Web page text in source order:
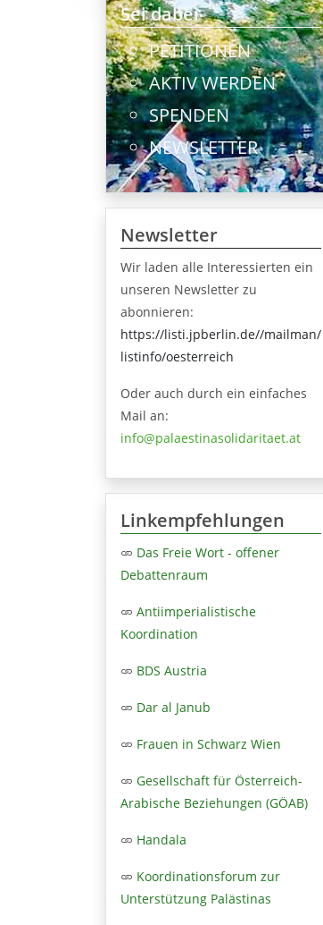
Sei dabei
PETITIONEN
AKTIV WERDEN
SPENDEN
NEWSLETTER
Newsletter
Wir laden alle Interessierten ein
unseren Newsletter zu
abonnieren:
https://listi.jpberlin.de//mailman/
listinfo/oesterreich
Oder auch durch ein einfaches
Mail an:
info@palaestinasolidaritaet.at
Linkempfehlungen
Das Freie Wort - offener
Debattenraum
Antiimperialistische
Koordination
BDS Austria
Dar al Janub
Frauen in Schwarz Wien
Gesellschaft für Österreich-
Arabische Beziehungen (GÖAB)
Handala
Koordinationsforum zur
Unterstützung Palästinas